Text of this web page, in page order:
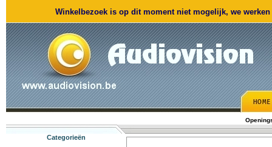
Winkelbezoek is op dit moment niet mogelijk, we
Categorieën